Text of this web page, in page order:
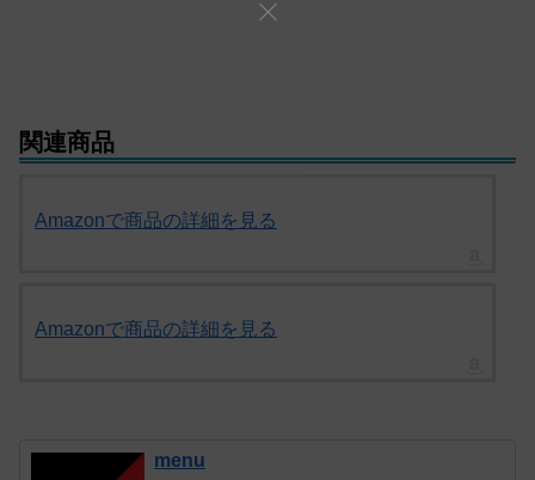
関連商品
Amazonで商品の詳細を見る
Amazonで商品の詳細を見る
menu